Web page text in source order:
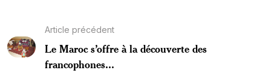
Article précédent
Le Maroc s’offre à la découverte des
francophones...